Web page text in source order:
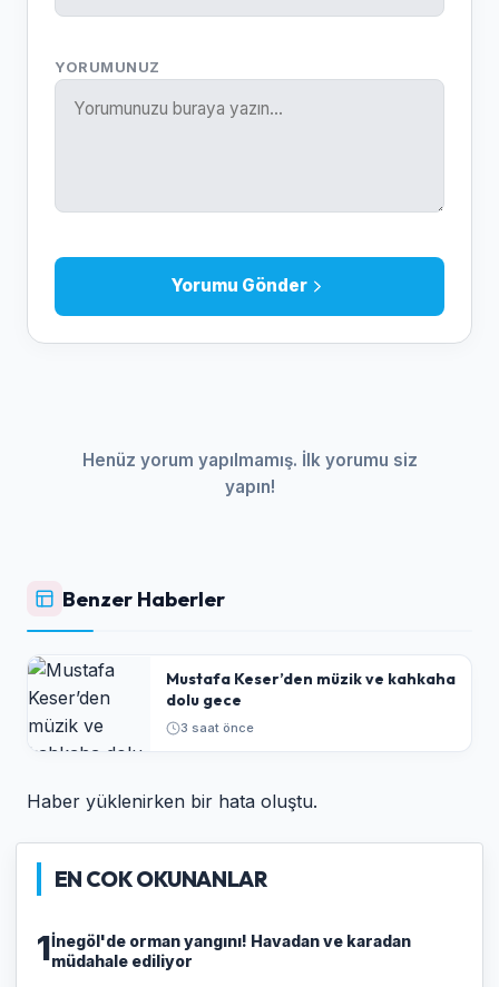
YORUMUNUZ
Yorumu Gönder
Henüz yorum yapılmamış. İlk yorumu siz
yapın!
Benzer Haberler
Mustafa Keser’den müzik ve kahkaha
dolu gece
3 saat önce
Haber yüklenirken bir hata oluştu.
EN COK OKUNANLAR
1İnegöl'de orman yangını! Havadan ve karadan
müdahale ediliyor